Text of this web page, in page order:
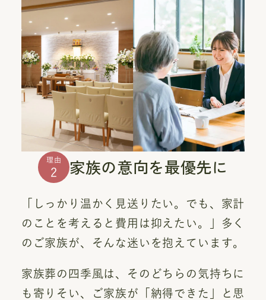
理由
2 家族の意向を最優先に
「しっかり温かく見送りたい。でも、家計
のことを考えると費用は抑えたい。」多く
のご家族が、そんな迷いを抱えています。
家族葬の四季風は、そのどちらの気持ちに
も寄りそい、ご家族が「納得できた」と思